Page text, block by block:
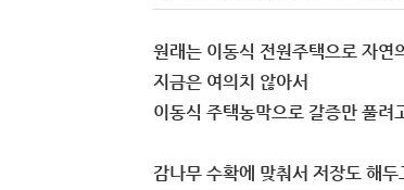
원래는 이동식 전원주택으로 자연
지금은 여의치 않아서
이동식 주택농막으로 갈증만 풀려
감나무 수확에 맞춰서 저장도 해두